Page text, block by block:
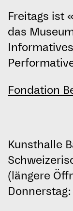
Freitags ist
das
Fondation
Kunsthalle
(längere